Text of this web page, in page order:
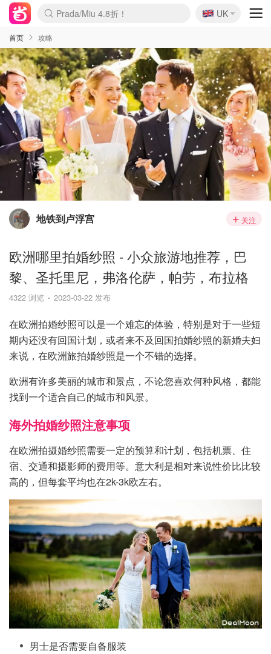
Prada/Miu 4.8折！
🇬🇧
UK
首页 攻略
地铁到卢浮宫 关注
欧洲哪里拍婚纱照 - 小众旅游地推荐，巴
黎、圣托里尼，弗洛伦萨，帕劳，布拉格
4322 浏览 2023-03-22 发布
在欧洲拍婚纱照可以是一个难忘的体验，特别是对于一些短
期内还没有回国计划，或者来不及回国拍婚纱照的新婚夫妇
来说，在欧洲旅拍婚纱照是一个不错的选择。
欧洲有许多美丽的城市和景点，不论您喜欢何种风格，都能
找到一个适合自己的城市和风景。
海外拍婚纱照注意事项
在欧洲拍摄婚纱照需要一定的预算和计划，包括机票、住
宿、交通和摄影师的费用等。意大利是相对来说性价比比较
高的，但每套平均也在2k-3k欧左右。
男士是否需要自备服装